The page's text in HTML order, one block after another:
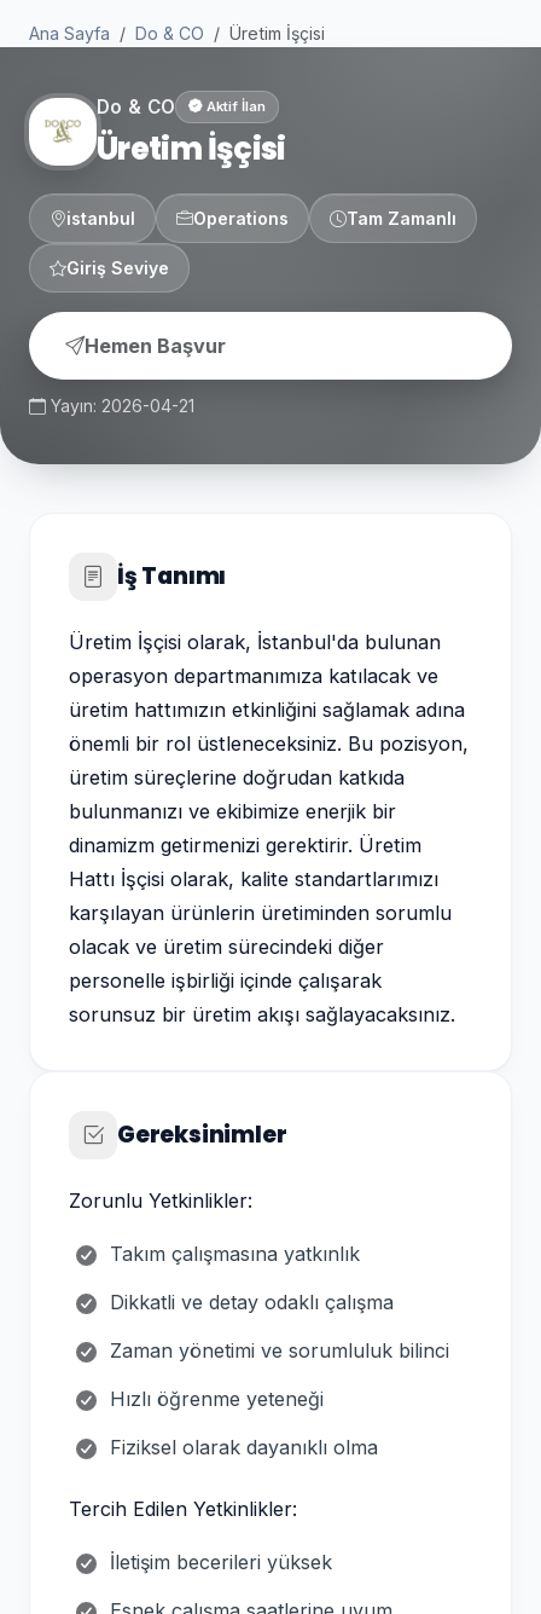
Ana Sayfa Do & CO Üretim İşçisi
Do & CO Aktif İlan
Üretim İşçisi
istanbul Operations Tam Zamanlı
Giriş Seviye
Hemen Başvur
Yayın: 2026-04-21
İş Tanımı
Üretim İşçisi olarak, İstanbul'da bulunan
operasyon departmanımıza katılacak ve
üretim hattımızın etkinliğini sağlamak adına
önemli bir rol üstleneceksiniz. Bu pozisyon,
üretim süreçlerine doğrudan katkıda
bulunmanızı ve ekibimize enerjik bir
dinamizm getirmenizi gerektirir. Üretim
Hattı İşçisi olarak, kalite standartlarımızı
karşılayan ürünlerin üretiminden sorumlu
olacak ve üretim sürecindeki diğer
personelle işbirliği içinde çalışarak
sorunsuz bir üretim akışı sağlayacaksınız.
Gereksinimler
Zorunlu Yetkinlikler:
Takım çalışmasına yatkınlık
Dikkatli ve detay odaklı çalışma
Zaman yönetimi ve sorumluluk bilinci
Hızlı öğrenme yeteneği
Fiziksel olarak dayanıklı olma
Tercih Edilen Yetkinlikler:
İletişim becerileri yüksek